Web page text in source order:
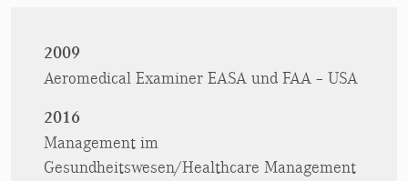
2009
Aeromedical Examiner EASA und FAA – USA
2016
Management im
Gesundheitswesen/Healthcare Management